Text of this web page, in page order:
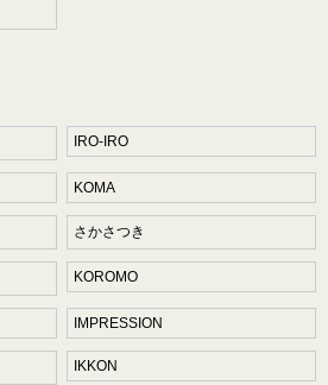
IRO-IRO
KOMA
さかさつき
KOROMO
IMPRESSION
IKKON